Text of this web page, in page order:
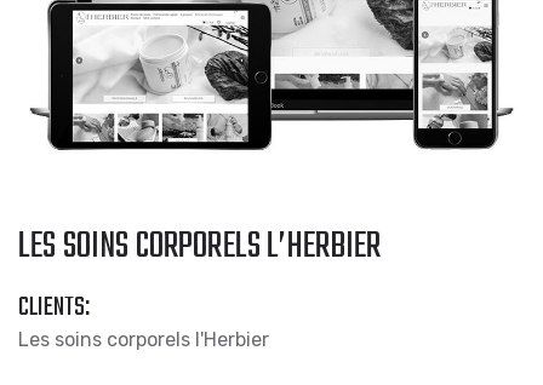
LES SOINS CORPORELS L’HERBIER
CLIENTS:
Les soins corporels l'Herbier